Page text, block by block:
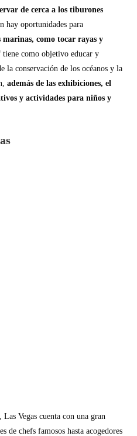
de cerca a los tiburones
hay oportunidades para
marinas, como tocar rayas y
como objetivo educar y
la conservación de los océanos y la
además de las exhibiciones, el
y actividades para niños y
Vegas cuenta con una gran
de chefs famosos hasta acogedores